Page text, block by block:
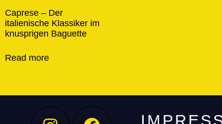
Caprese – Der
italienische Klassiker im
knusprigen Baguette
Read more